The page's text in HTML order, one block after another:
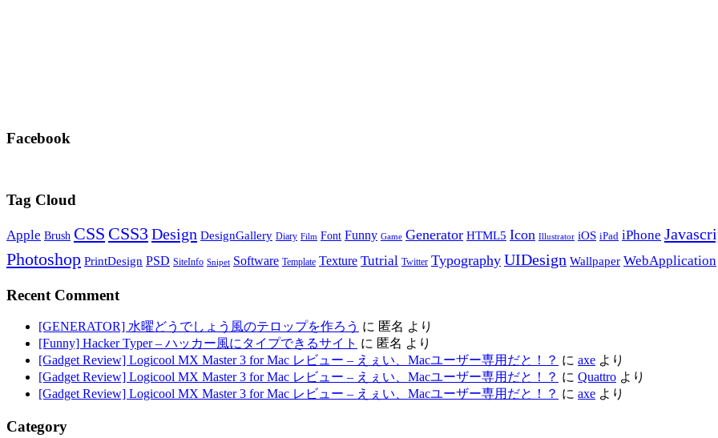
Facebook
Tag Cloud
Apple Brush CSS CSS3 Design DesignGallery Diary Film Font Funny Game Generator HTML5 Icon Illustrator iOS iPad iPhone
Photoshop PrintDesign PSD SiteInfo Snipet Software Template Texture Tutrial Twitter Typography UIDesign Wallpaper WebApplication
Recent Comment
[GENERATOR] 水曜どうでしょう風のテロップを作ろう に 匿名 より
[Funny] Hacker Typer – ハッカー風にタイプできるサイト に 匿名 より
[Gadget Review] Logicool MX Master 3 for Mac レビュー – えぇい、Macユーザー専用だと！？ に axe より
[Gadget Review] Logicool MX Master 3 for Mac レビュー – えぇい、Macユーザー専用だと！？ に Quattro より
[Gadget Review] Logicool MX Master 3 for Mac レビュー – えぇい、Macユーザー専用だと！？ に axe より
Category